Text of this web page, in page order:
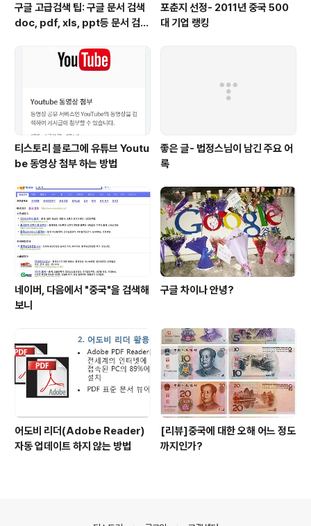
구글 고급검색 팁: 구글 문서 검색
doc, pdf, xls, ppt등 문서 검색
포춘지 선정- 2011년 중국 500
대 기업 랭킹
티스토리 블로그에 유튜브 Youtu
be 동영상 첨부 하는 방법
좋은 글- 법정스님이 남긴 주요 어
록
네이버, 다음에서 "중국"을 검색해
보니
구글 차이나 안녕?
어도비 리더(Adobe Reader)
자동 업데이트 하지 않는 방법
[리뷰]중국에 대한 오해 어느 정도
까지인가?